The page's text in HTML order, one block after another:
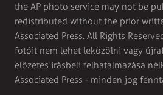
the AP photo service may not be
redistributed without the prior
Associated Press. All Rights
fotóit nem lehet leközölni vagy
előzetes írásbeli felhatalmazása
Associated Press - minden jog